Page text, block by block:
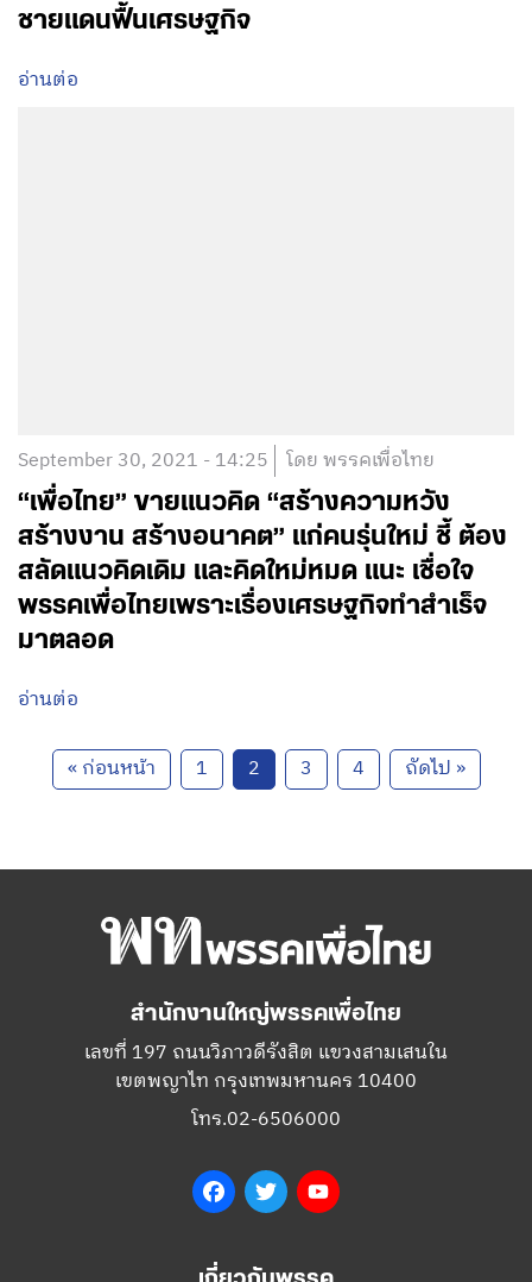
ชายแดนฟื้นเศรษฐกิจ
อ่านต่อ
September 30, 2021 - 14:25 โดย พรรคเพื่อไทย
“เพื่อไทย” ขายแนวคิด “สร้างความหวัง
สร้างงาน สร้างอนาคต” แก่คนรุ่นใหม่ ชี้ ต้อง
สลัดแนวคิดเดิม และคิดใหม่หมด แนะ เชื่อใจ
พรรคเพื่อไทยเพราะเรื่องเศรษฐกิจทำสำเร็จ
มาตลอด
อ่านต่อ
« ก่อนหน้า 1 2 3 4 ถัดไป »
สำนักงานใหญ่พรรคเพื่อไทย
เลขที่ 197 ถนนวิภาวดีรังสิต แขวงสามเสนใน
เขตพญาไท กรุงเทพมหานคร 10400
โทร.02-6506000
FacebookTwitter